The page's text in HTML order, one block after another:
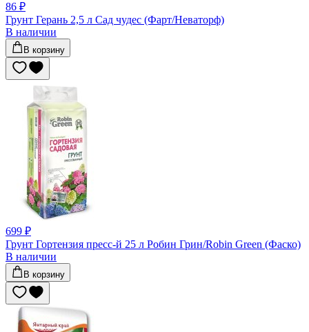
86 ₽
Грунт Герань 2,5 л Сад чудес (Фарт/Неваторф)
В наличии
В корзину
699 ₽
Грунт Гортензия пресс-й 25 л Робин Грин/Robin Green (Фаско)
В наличии
В корзину